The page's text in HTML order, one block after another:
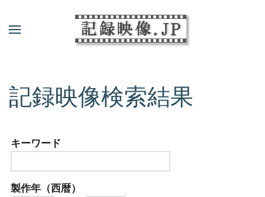
記録映像検索結果
キーワード
製作年（西暦）